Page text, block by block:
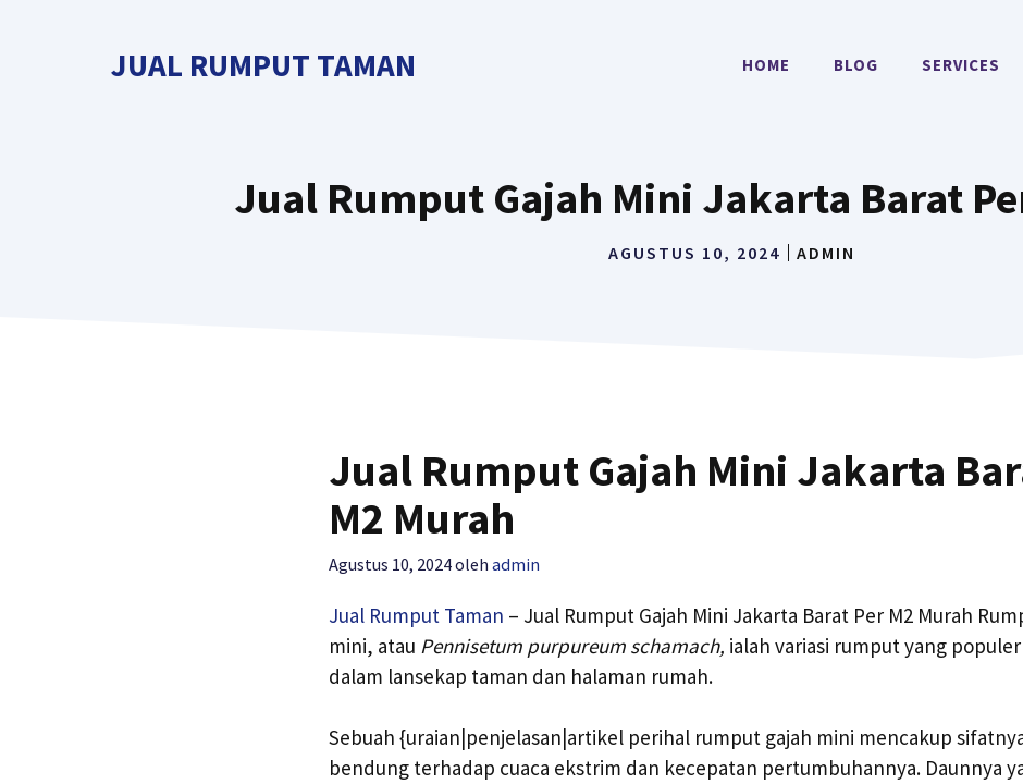
JUAL RUMPUT TAMAN HOME BLOG SERVICES
Jual Rumput Gajah Mini Jakarta Barat
AGUSTUS 10, 2024 ADMIN
Jual Rumput Gajah Mini Jakarta
M2 Murah
Agustus 10, 2024oleh admin
Jual Rumput Taman – Jual Rumput Gajah Mini Jakarta Barat Per M2 Murah
mini, atau Pennisetum purpureum schamach, ialah variasi rumput yang
dalam lansekap taman dan halaman rumah.
Sebuah {uraian|penjelasan|artikel perihal rumput gajah mini mencakup
bendung terhadap cuaca ekstrim dan kecepatan pertumbuhannya. Daunnya